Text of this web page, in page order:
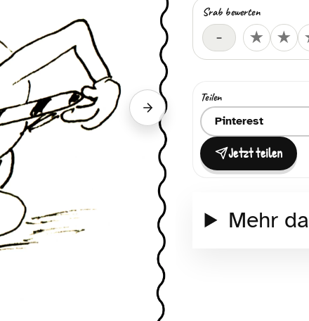
Nächster Srab
Srab bewerten
–
Deine ★
★
Teilen
Ziel zum Teilen
Jetzt teilen
Mehr